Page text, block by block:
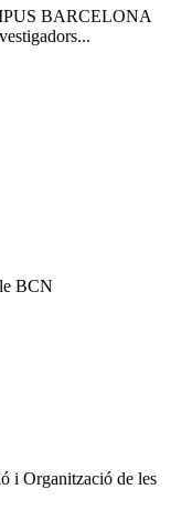
BARCELONA
BCN